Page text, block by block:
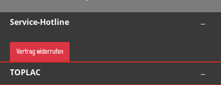
Service-Hotline
Vertrag widerrufen
TOPLAC